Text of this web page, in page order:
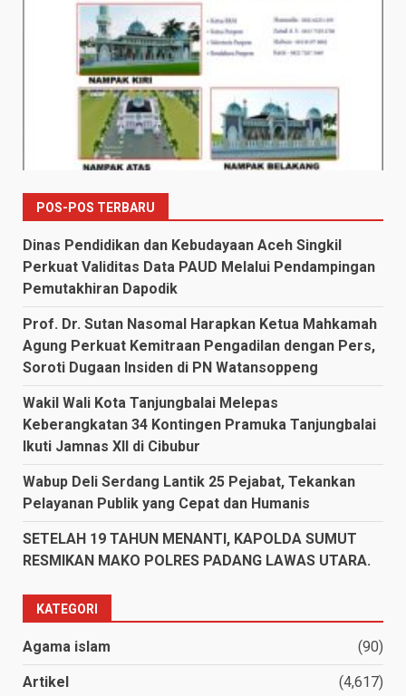
POS-POS TERBARU
Dinas Pendidikan dan Kebudayaan Aceh Singkil
Perkuat Validitas Data PAUD Melalui Pendampingan
Pemutakhiran Dapodik
Prof. Dr. Sutan Nasomal Harapkan Ketua Mahkamah
Agung Perkuat Kemitraan Pengadilan dengan Pers,
Soroti Dugaan Insiden di PN Watansoppeng
Wakil Wali Kota Tanjungbalai Melepas
Keberangkatan 34 Kontingen Pramuka Tanjungbalai
Ikuti Jamnas XII di Cibubur
Wabup Deli Serdang Lantik 25 Pejabat, Tekankan
Pelayanan Publik yang Cepat dan Humanis
SETELAH 19 TAHUN MENANTI, KAPOLDA SUMUT
RESMIKAN MAKO POLRES PADANG LAWAS UTARA.
KATEGORI
Agama islam (90)
Artikel (4,617)